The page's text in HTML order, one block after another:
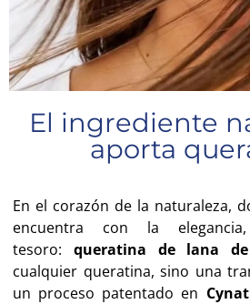
El ingrediente
aporta
En el corazón de la naturaleza,
encuentra con la
tesoro:queratina de lana
cualquier queratina, sino una
un proceso patentado en